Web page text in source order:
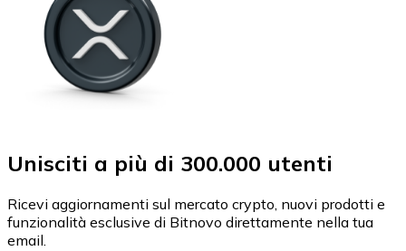
Unisciti a più di 300.000 utenti
Ricevi aggiornamenti sul mercato crypto, nuovi prodotti e
funzionalità esclusive di Bitnovo direttamente nella tua
email.